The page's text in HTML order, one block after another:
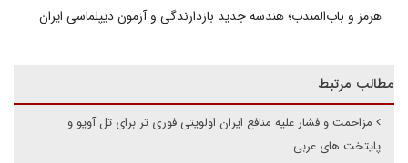
هرمز و باب‌المندب؛ هندسه جدید بازدارندگی و آزمون دیپلماسی ایران
مطالب مرتبط
مزاحمت و فشار علیه منافع ایران اولویتی فوری تر برای تل آویو و
پایتخت های عربی